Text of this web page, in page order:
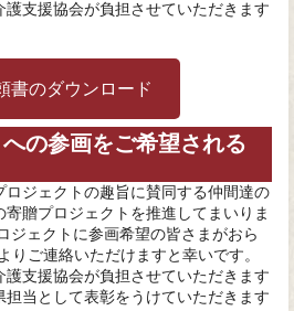
支援協会が負担させていただきます
書のダウンロード
の参画をご希望される
ロジェクトの趣旨に賛同する仲間達の
贈プロジェクトを推進してまいりま
ジェクトに参画希望の皆さまがおら
りご連絡いただけますと幸いです。
支援協会が負担させていただきます
当として表彰をうけていただきます